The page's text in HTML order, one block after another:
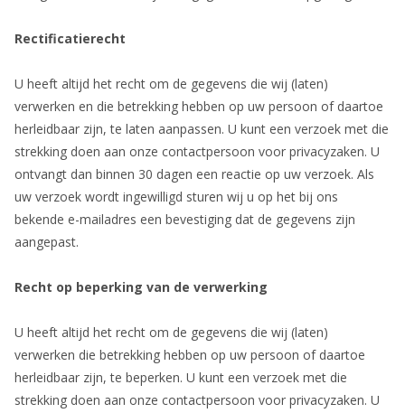
Rectificatierecht
U heeft altijd het recht om de gegevens die wij (laten)
verwerken en die betrekking hebben op uw persoon of daartoe
herleidbaar zijn, te laten aanpassen. U kunt een verzoek met die
strekking doen aan onze contactpersoon voor privacyzaken. U
ontvangt dan binnen 30 dagen een reactie op uw verzoek. Als
uw verzoek wordt ingewilligd sturen wij u op het bij ons
bekende e-mailadres een bevestiging dat de gegevens zijn
aangepast.
Recht op beperking van de verwerking
U heeft altijd het recht om de gegevens die wij (laten)
verwerken die betrekking hebben op uw persoon of daartoe
herleidbaar zijn, te beperken. U kunt een verzoek met die
strekking doen aan onze contactpersoon voor privacyzaken. U